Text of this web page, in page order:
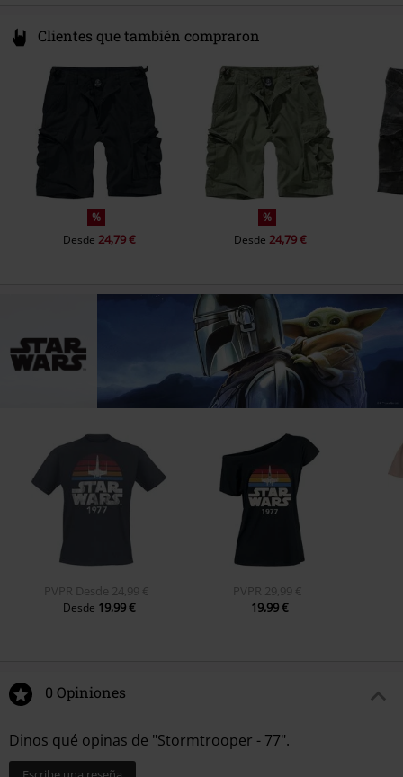
Clientes que también compraron
%
Desde 24,79 €
%
Desde 24,79 €
PVPR Desde 24,99 €
Desde 19,99 €
PVPR 29,99 €
19,99 €
0 Opiniones
Dinos qué opinas de "Stormtrooper - 77".